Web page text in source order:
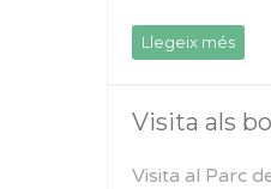
Llegeix més
Visita als
Visita al Parc